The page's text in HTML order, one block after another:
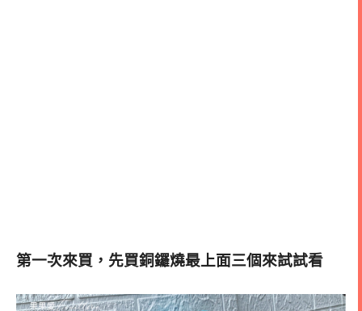
第一次來買，先買銅鑼燒最上面三個來試試看